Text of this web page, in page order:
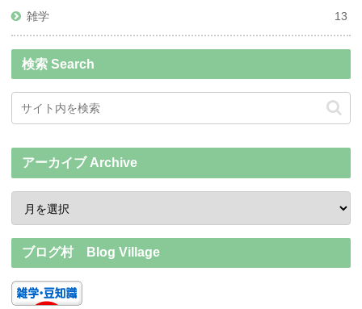
雑学 13
検索 Search
アーカイブ Archive
ブログ村 Blog Village